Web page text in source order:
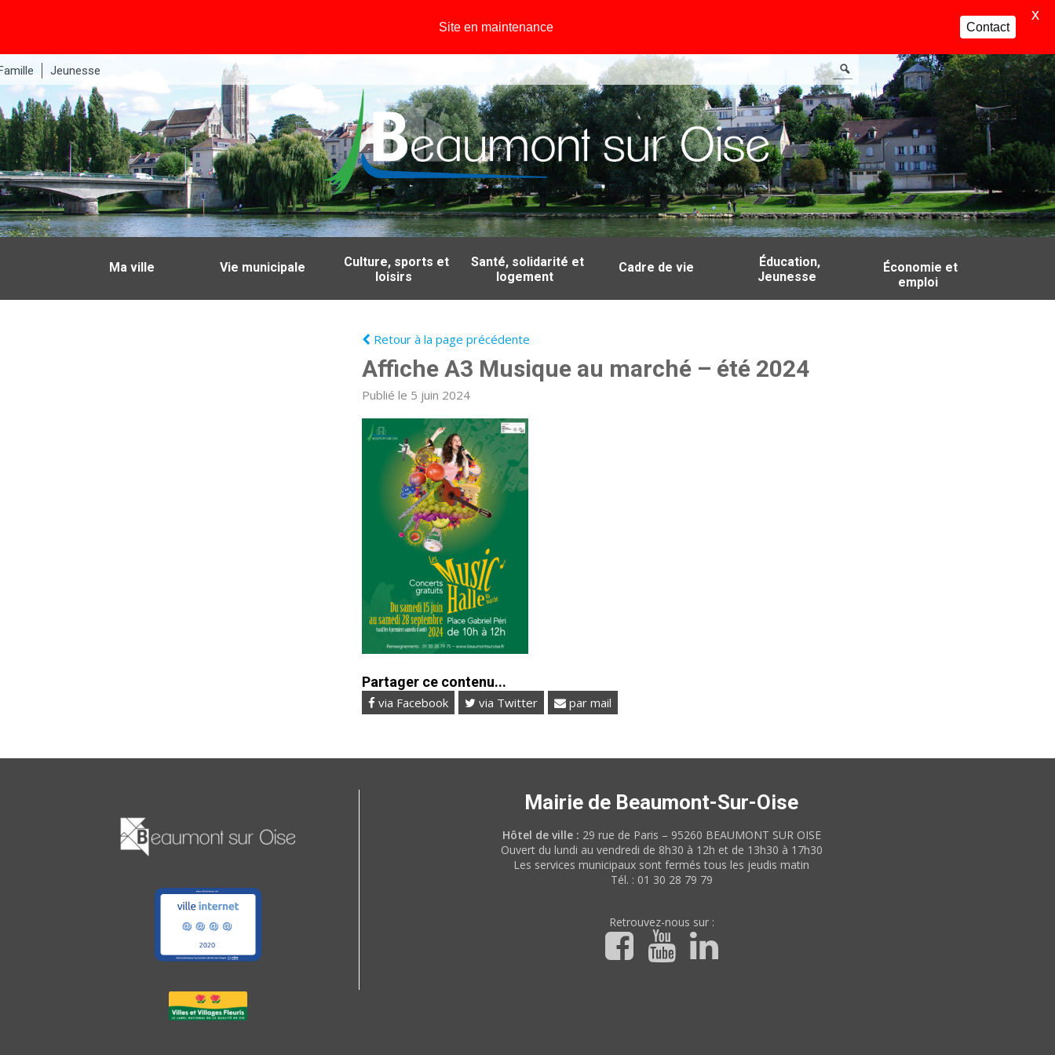
Jeunesse
Ma ville Vie municipale
Culture, sports et
loisirs
Santé, solidarité et
logement
Cadre de vie
Éducation,
Jeunesse
Économie et
emploi
Retour à la page précédente
Affiche A3 Musique au marché – été 2024
Publié le 5 juin 2024
Partager ce contenu...
via Facebook via Twitter par mail
Mairie de Beaumont-Sur-Oise
Hôtel de ville : 29 rue de Paris – 95260 BEAUMONT SUR OISE
Ouvert du lundi au vendredi de 8h30 à 12h et de 13h30 à 17h30
Les services municipaux sont fermés tous les jeudis matin
Tél. : 01 30 28 79 79
Retrouvez-nous sur :
Site en maintenance Contact
X